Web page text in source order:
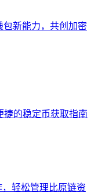
包新能力，共创加密
捷的稳定币获取指南
轻松管理比原链资